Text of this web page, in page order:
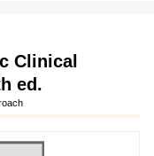
Clinical
ed.